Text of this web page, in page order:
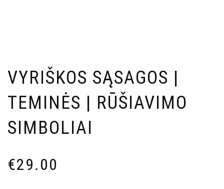
VYRIŠKOS SĄSAGOS |
TEMINĖS | RŪŠIAVIMO
SIMBOLIAI
€29.00